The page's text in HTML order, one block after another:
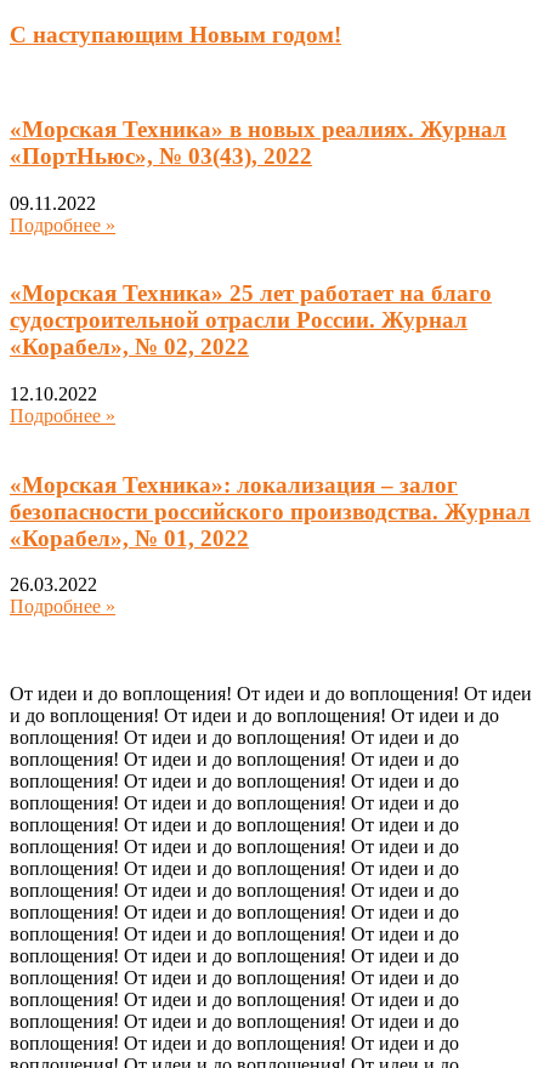
С наступающим Новым годом!
«Морская Техника» в новых реалиях. Журнал
«ПортНьюс», № 03(43), 2022
09.11.2022
Подробнее »
«Морская Техника» 25 лет работает на благо
судостроительной отрасли России. Журнал
«Корабел», № 02, 2022
12.10.2022
Подробнее »
«Морская Техника»: локализация – залог
безопасности российского производства. Журнал
«Корабел», № 01, 2022
26.03.2022
Подробнее »
От идеи и до воплощения! От идеи и до воплощения! От идеи
и до воплощения! От идеи и до воплощения! От идеи и до
воплощения! От идеи и до воплощения! От идеи и до
воплощения! От идеи и до воплощения! От идеи и до
воплощения! От идеи и до воплощения! От идеи и до
воплощения! От идеи и до воплощения! От идеи и до
воплощения! От идеи и до воплощения! От идеи и до
воплощения! От идеи и до воплощения! От идеи и до
воплощения! От идеи и до воплощения! От идеи и до
воплощения! От идеи и до воплощения! От идеи и до
воплощения! От идеи и до воплощения! От идеи и до
воплощения! От идеи и до воплощения! От идеи и до
воплощения! От идеи и до воплощения! От идеи и до
воплощения! От идеи и до воплощения! От идеи и до
воплощения! От идеи и до воплощения! От идеи и до
воплощения! От идеи и до воплощения! От идеи и до
воплощения! От идеи и до воплощения! От идеи и до